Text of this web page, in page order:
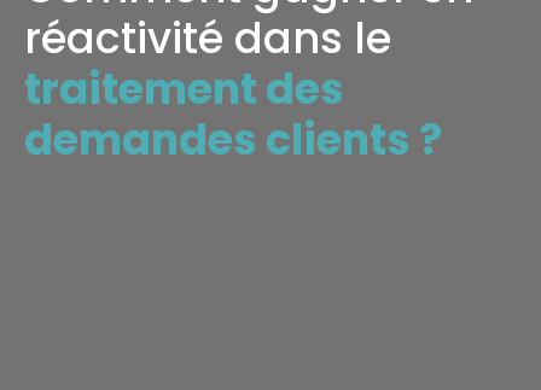
réactivité dans le
traitement des
demandes clients ?